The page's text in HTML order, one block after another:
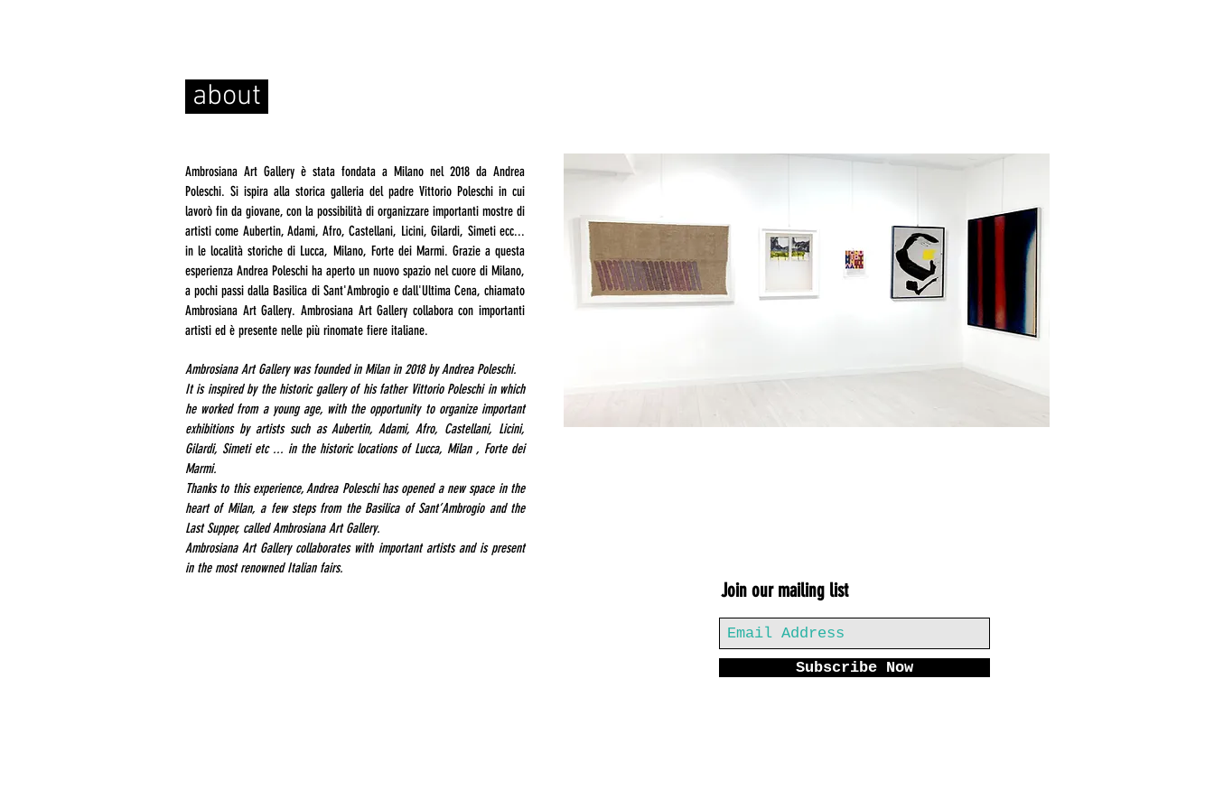
about
Ambrosiana Art Gallery è stata fondata a Milano nel 2018 da Andrea
Poleschi. Si ispira alla storica galleria del padre Vittorio Poleschi in cui
lavorò fin da giovane, con la possibilità di organizzare importanti mostre di
artisti come Aubertin, Adami, Afro, Castellani, Licini, Gilardi, Simeti ecc...
in le località storiche di Lucca, Milano, Forte dei Marmi. Grazie a questa
esperienza Andrea Poleschi ha aperto un nuovo spazio nel cuore di Milano,
a pochi passi dalla Basilica di Sant'Ambrogio e dall'Ultima Cena, chiamato
Ambrosiana Art Gallery. Ambrosiana Art Gallery collabora con importanti
artisti ed è presente nelle più rinomate fiere italiane.
Ambrosiana Art Gallery was founded in Milan in 2018 by Andrea Poleschi.
It is inspired by the historic gallery of his father Vittorio Poleschi in which
he worked from a young age, with the opportunity to organize important
exhibitions by artists such as Aubertin, Adami, Afro, Castellani, Licini,
Gilardi, Simeti etc ... in the historic locations of Lucca, Milan , Forte dei
Marmi.
Thanks to this experience, Andrea Poleschi has opened a new space in the
heart of Milan, a few steps from the Basilica of Sant’Ambrogio and the
Last Supper, called Ambrosiana Art Gallery.
Ambrosiana Art Gallery collaborates with important artists and is present
in the most renowned Italian fairs.
Join our mailing list
Subscribe Now